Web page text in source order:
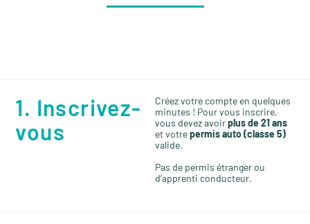
1. Inscrivez-
vous
Créez votre compte en quelques
minutes ! Pour vous inscrire,
vous devez avoirplus de 21 ans
et votrepermis auto (classe 5)
valide.
Pas de permis étranger ou
d’apprenti conducteur.